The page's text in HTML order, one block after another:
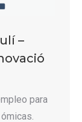
–
para